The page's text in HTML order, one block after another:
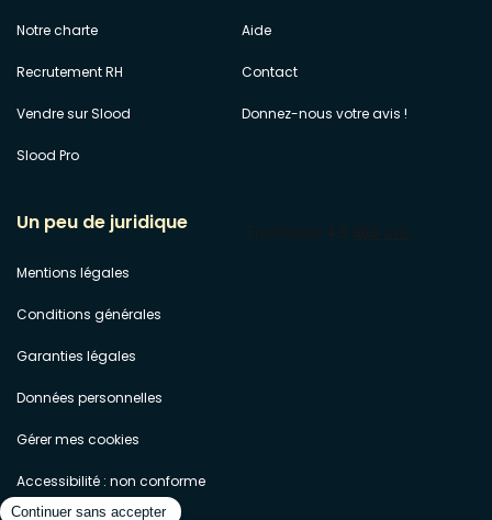
Notre charte
Recrutement RH
Vendre sur Slood
Slood Pro
Aide
Contact
Donnez-nous votre avis !
Un peu de juridique
Mentions légales
Conditions générales
Garanties légales
Données personnelles
Gérer mes cookies
Accessibilité : non conforme